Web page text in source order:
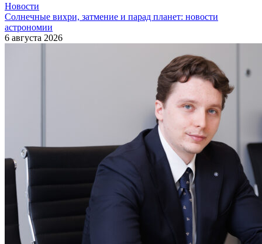
Новости
Солнечные вихри, затмение и парад планет: новости
астрономии
6 августа 2026